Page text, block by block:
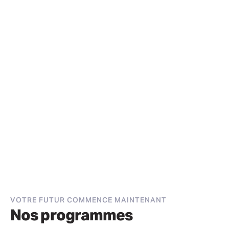
VOTRE FUTUR COMMENCE MAINTENANT
Nos programmes